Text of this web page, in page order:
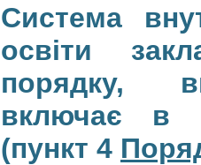
Система
освіти
порядку,
включає в
(пункт 4